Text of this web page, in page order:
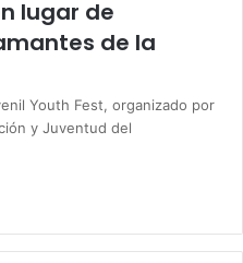
lugar de
de la
Youth Fest, organizado por
y Juventud del